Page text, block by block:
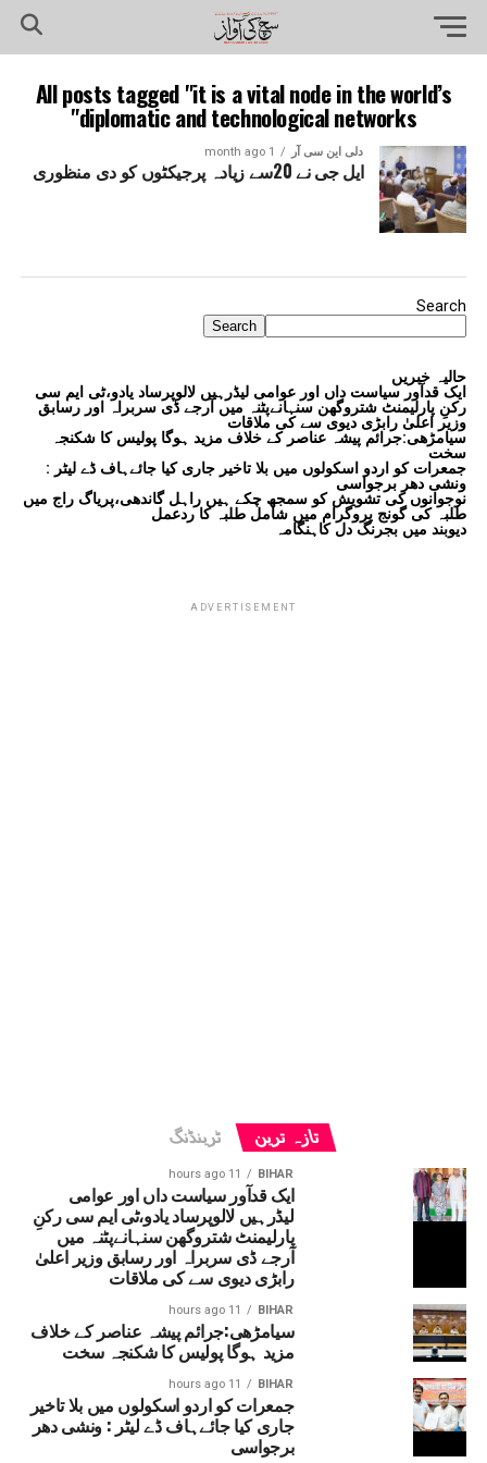
All posts tagged "it is a vital node in the world’s
diplomatic and technological networks"
دلی این سی آر 1 month ago
ایل جی نے 20سے زیادہ پرجیکٹوں کو دی منظوری
Search
Search
حالیہ خبریں
ایک قدآور سیاست داں اور عوامی لیڈرہیں لالوپرساد یادو،ٹی ایم سی
رکنِ پارلیمنٹ شتروگھن سنہانےپٹنہ میں آرجے ڈی سربراہ اور رسابق
وزیر اعلیٰ رابڑی دیوی سے کی ملاقات
سیامڑھی:جرائم پیشہ عناصر کے خلاف مزید ہوگا پولیس کا شکنجہ
سخت
جمعرات کو اردو اسکولوں میں بلا تاخیر جاری کیا جائےہاف ڈے لیٹر :
ونشی دھر برجواسی
نوجوانوں کی تشویش کو سمجھ چکے ہیں راہل گاندھی،پریاگ راج میں
طلبہ کی گونج پروگرام میں شامل طلبہ کا ردعمل
دیوبند میں بجرنگ دل کاہنگامہ
ADVERTISEMENT
تازہ ترین ٹرینڈنگ
BIHAR
11 hours ago
ایک قدآور سیاست داں اور عوامی
لیڈرہیں لالوپرساد یادو،ٹی ایم سی رکنِ
پارلیمنٹ شتروگھن سنہانےپٹنہ میں
آرجے ڈی سربراہ اور رسابق وزیر اعلیٰ
رابڑی دیوی سے کی ملاقات
BIHAR
11 hours ago
سیامڑھی:جرائم پیشہ عناصر کے خلاف
مزید ہوگا پولیس کا شکنجہ سخت
BIHAR
11 hours ago
جمعرات کو اردو اسکولوں میں بلا تاخیر
جاری کیا جائےہاف ڈے لیٹر : ونشی دھر
برجواسی